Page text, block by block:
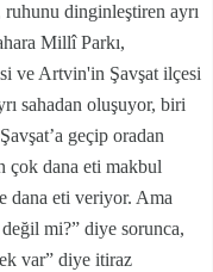
dinginleştiren ayrı
Millî Parkı,
ve Artvin'in Şavşat ilçesi
sahadan oluşuyor, biri
geçip oradan
çok dana eti makbul
dana eti veriyor. Ama
değil mi?” diye sorunca,
var” diye itiraz